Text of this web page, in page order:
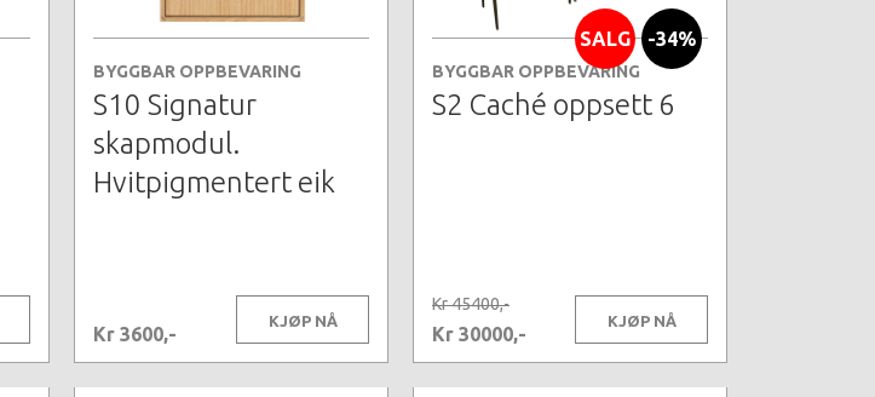
BYGGBAR OPPBEVARING
S10 Signatur
skapmodul.
Hvitpigmentert eik
Kr 3600,-
KJØP NÅ
SALG -34%
BYGGBAR OPPBEVARING
S2 Caché oppsett 6
Kr 45400,-
Kr 30000,-
KJØP NÅ